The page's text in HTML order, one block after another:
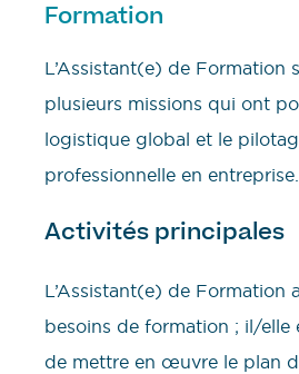
Formation
L’Assistant(e) de Formation
plusieurs missions qui ont
logistique global et le
professionnelle en entreprise.
Activités principales
L’Assistant(e) de Formation
besoins de formation ; il/elle
de mettre en œuvre le plan